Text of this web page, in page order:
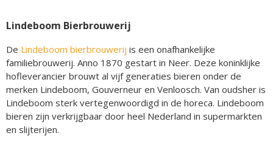
Lindeboom Bierbrouwerij
De Lindeboom bierbrouwerij is een onafhankelijke
familiebrouwerij. Anno 1870 gestart in Neer. Deze koninklijke
hofleverancier brouwt al vijf generaties bieren onder de
merken Lindeboom, Gouverneur en Venloosch. Van oudsher is
Lindeboom sterk vertegenwoordigd in de horeca. Lindeboom
bieren zijn verkrijgbaar door heel Nederland in supermarkten
en slijterijen.